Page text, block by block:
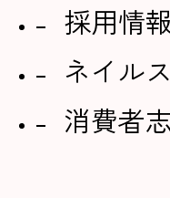
採用情
ネイル
消費者